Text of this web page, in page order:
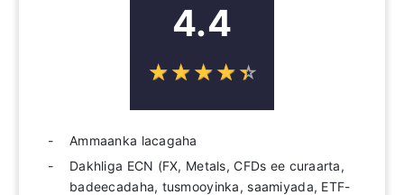
4.4
☆☆☆☆☆
★★★★★
Ammaanka lacagaha
Dakhliga ECN (FX, Metals, CFDs ee curaarta,
badeecadaha, tusmooyinka, saamiyada, ETF-